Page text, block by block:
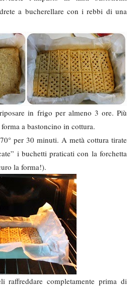
a bucherellare con i rebbi di una
in frigo per almeno 3 ore. Più
a bastoncino in cottura.
per 30 minuti. A metà cottura tirate
i buchetti praticati con la forchetta
la forma!).
raffreddare completamente prima di